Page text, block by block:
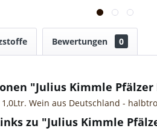
Bewertungen 0
"Julius Kimmle
1,0Ltr. Wein aus Deutschland -
zu "Julius Kimmle